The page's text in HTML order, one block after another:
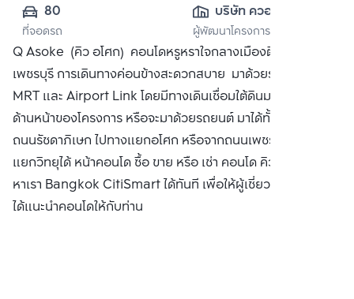
80
ที่จอดรถ
บริษัท ควอลิตี้เฮ้าส์
จำกัด (มหาชน)
ผู้พัฒนาโครงการ
Q Asoke (คิว อโศก) คอนโดหรูหราใจกลางเมืองติด MRT
เพชรบุรี การเดินทางค่อนข้างสะดวกสบาย มาด้วยรถไฟฟ้า ทั้ง
MRT และ Airport Link โดยมีทางเดินเชื่อมใต้ดินมาถึงบริเวณ
ด้านหน้าของโครงการ หรือจะมาด้วยรถยนต์ มาได้ทั้งจากทาง
ถนนรัชดาภิเษก ไปทางแยกอโศก หรือจากถนนเพชรบุรีไปทาง
แยกวิทยุได้ หน้าคอนโด ซื้อ ขาย หรือ เช่า คอนโด คิว อโศก ติดต่อ
หาเรา Bangkok CitiSmart ได้ทันที เพื่อให้ผู้เชี่ยวชาญของเรา
ได้แนะนำคอนโดให้กับท่าน